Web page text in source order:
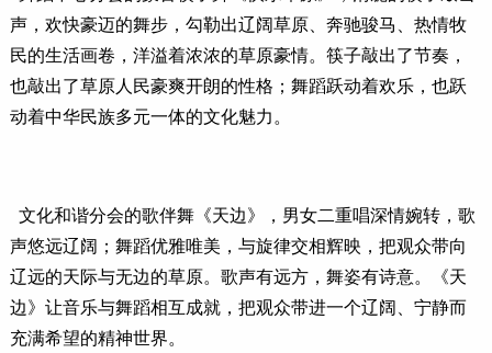
声，欢快豪迈的舞步，勾勒出辽阔草原、奔驰骏马、热情牧
民的生活画卷，洋溢着浓浓的草原豪情。筷子敲出了节奏，
也敲出了草原人民豪爽开朗的性格；舞蹈跃动着欢乐，也跃
动着中华民族多元一体的文化魅力。
文化和谐分会的歌伴舞《天边》，男女二重唱深情婉转，歌
声悠远辽阔；舞蹈优雅唯美，与旋律交相辉映，把观众带向
辽远的天际与无边的草原。歌声有远方，舞姿有诗意。《天
边》让音乐与舞蹈相互成就，把观众带进一个辽阔、宁静而
充满希望的精神世界。